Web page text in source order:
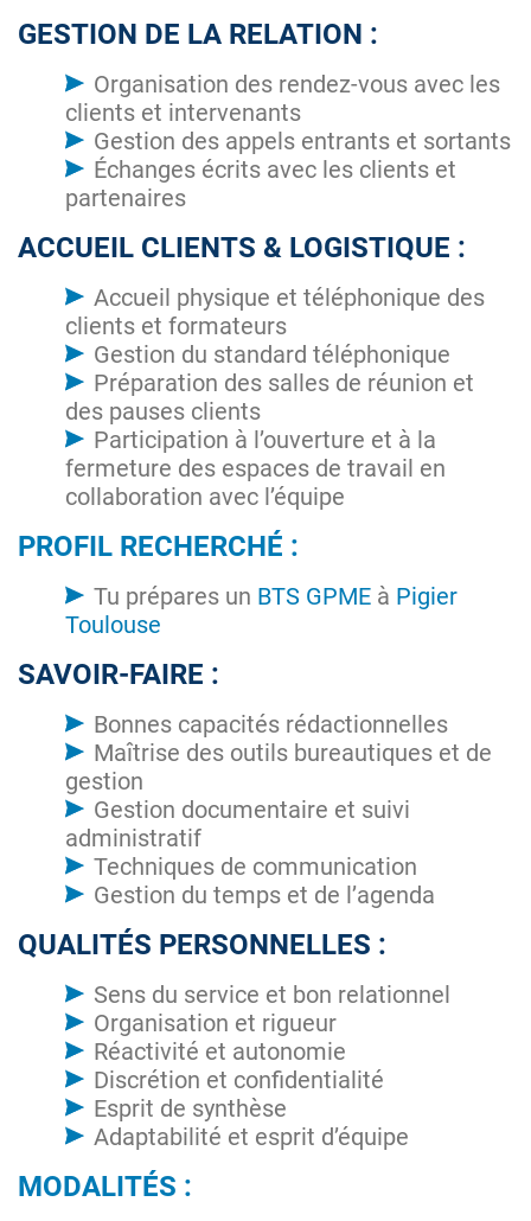
GESTION DE LA RELATION :
Organisation des rendez-vous avec les
clients et intervenants
Gestion des appels entrants et sortants
Échanges écrits avec les clients et
partenaires
ACCUEIL CLIENTS & LOGISTIQUE :
Accueil physique et téléphonique des
clients et formateurs
Gestion du standard téléphonique
Préparation des salles de réunion et
des pauses clients
Participation à l’ouverture et à la
fermeture des espaces de travail en
collaboration avec l’équipe
PROFIL RECHERCHÉ :
Tu prépares un BTS GPME à Pigier
Toulouse
SAVOIR-FAIRE :
Bonnes capacités rédactionnelles
Maîtrise des outils bureautiques et de
gestion
Gestion documentaire et suivi
administratif
Techniques de communication
Gestion du temps et de l’agenda
QUALITÉS PERSONNELLES :
Sens du service et bon relationnel
Organisation et rigueur
Réactivité et autonomie
Discrétion et confidentialité
Esprit de synthèse
Adaptabilité et esprit d’équipe
MODALITÉS :